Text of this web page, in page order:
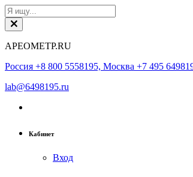
АРЕОМЕТР.RU
Россия +8 800 5558195, Москва +7 495
lab@6498195.ru
Кабинет
Вход